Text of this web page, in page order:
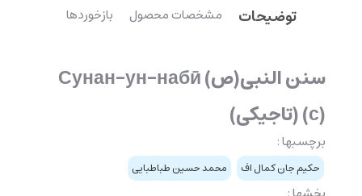
توضیحات مشخصات محصول بازخوردها
سنن النبی(ص) Сунан-ун-набӣ
(с) (تاجیکی)
برچسبها :
حکيم جان کمال اف محمد حسين طباطبایی